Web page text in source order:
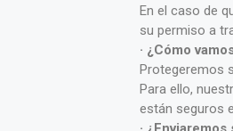
En el caso de
su permiso a
· ¿Cómo
Protegeremos
Para ello,
están seguros